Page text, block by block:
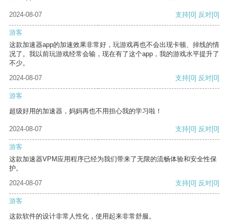
2024-08-07 支持[0] 反对[0]
游客
这款加速器app的加速效果非常好，玩游戏再也不会出现卡顿、掉线的情
况了。我以前玩游戏经常会输，现在有了这个app，我的游戏水平提升了
不少。
2024-08-07
支持[0] 反对[0]
游客
超级好用的加速器，妈妈再也不用担心我的学习啦！
2024-08-07 支持[0] 反对[0]
游客
这款加速器VPM应用程序已经为我们带来了无限的流畅体验和安全性保
护。
2024-08-07
支持[0] 反对[0]
游客
这款软件的设计非常人性化，使用起来非常舒服。